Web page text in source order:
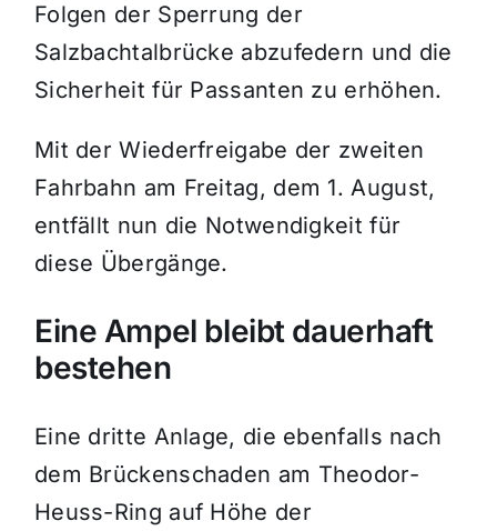
Folgen der Sperrung der
Salzbachtalbrücke abzufedern und die
Sicherheit für Passanten zu erhöhen.
Mit der Wiederfreigabe der zweiten
Fahrbahn am Freitag, dem 1. August,
entfällt nun die Notwendigkeit für
diese Übergänge.
Eine Ampel bleibt dauerhaft
bestehen
Eine dritte Anlage, die ebenfalls nach
dem Brückenschaden am Theodor-
Heuss-Ring auf Höhe der